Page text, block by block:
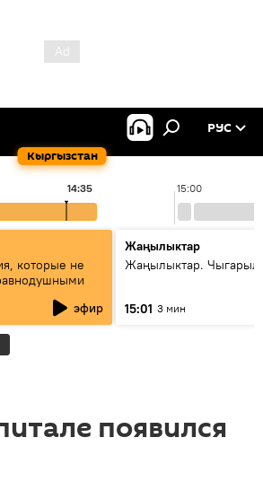
Кыргызстан
РУС
15:00
14:35
которые не
эфир
Жаңылыктар
Жаңылыктар.
15:01 3 мин
появился